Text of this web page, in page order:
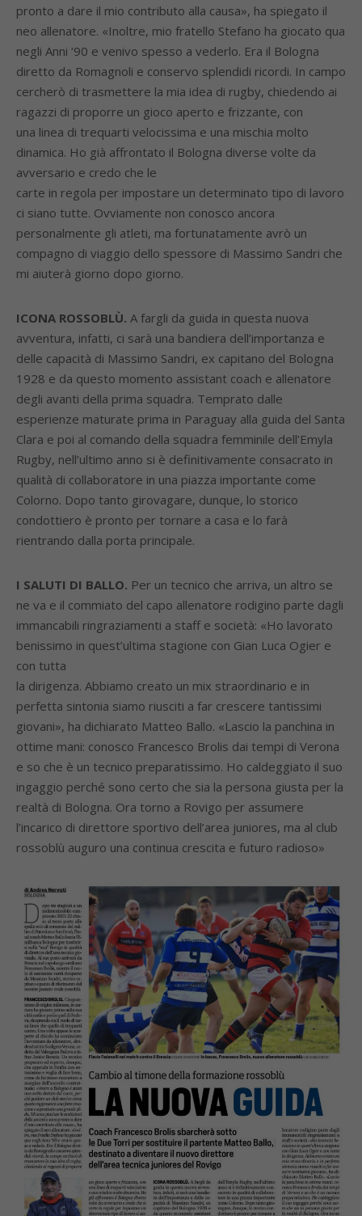
pronto a dare il mio contributo alla causa», ha spiegato il
neo allenatore. «Inoltre, mio fratello Stefano ha giocato qua
negli Anni ‘90 e venivo spesso a vederlo. Era il Bologna
diretto da Romagnoli e conservo splendidi ricordi. In campo
cercherò di trasmettere la mia idea di rugby, chiedendo ai
ragazzi di proporre un gioco aperto e frizzante, con
una linea di trequarti velocissima e una mischia molto
dinamica. Ho già affrontato il Bologna diverse volte da
avversario e credo che le
carte in regola per impostare un determinato tipo di lavoro
ci siano tutte. Ovviamente non conosco ancora
personalmente gli atleti, ma fortunatamente avrò un
compagno di viaggio dello spessore di Massimo Sandri che
mi aiuterà giorno dopo giorno.
ICONA ROSSOBLÙ. A fargli da guida in questa nuova
avventura, infatti, ci sarà una bandiera dell’importanza e
delle capacità di Massimo Sandri, ex capitano del Bologna
1928 e da questo momento assistant coach e allenatore
degli avanti della prima squadra. Temprato dalle
esperienze maturate prima in Paraguay alla guida del Santa
Clara e poi al comando della squadra femminile dell’Emyla
Rugby, nell’ultimo anno si è definitivamente consacrato in
qualità di collaboratore in una piazza importante come
Colorno. Dopo tanto girovagare, dunque, lo storico
condottiero è pronto per tornare a casa e lo farà
rientrando dalla porta principale.
I SALUTI DI BALLO. Per un tecnico che arriva, un altro se
ne va e il commiato del capo allenatore rodigino parte dagli
immancabili ringraziamenti a staff e società: «Ho lavorato
benissimo in quest’ultima stagione con Gian Luca Ogier e
con tutta
la dirigenza. Abbiamo creato un mix straordinario e in
perfetta sintonia siamo riusciti a far crescere tantissimi
giovani», ha dichiarato Matteo Ballo. «Lascio la panchina in
ottime mani: conosco Francesco Brolis dai tempi di Verona
e so che è un tecnico preparatissimo. Ho caldeggiato il suo
ingaggio perché sono certo che sia la persona giusta per la
realtà di Bologna. Ora torno a Rovigo per assumere
l’incarico di direttore sportivo dell’area juniores, ma al club
rossoblù auguro una continua crescita e futuro radioso»